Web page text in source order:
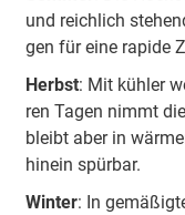
und reich­lich
gen für ei­ne ra­pi­de
Herbst: Mit küh­ler
ren Ta­gen nimmt
bleibt aber in
hin­ein spür­bar.
Win­ter: In